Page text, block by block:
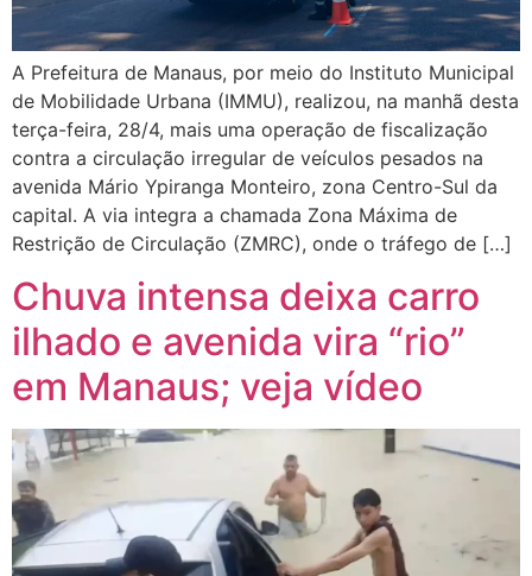
A Prefeitura de Manaus, por meio do Instituto Municipal
de Mobilidade Urbana (IMMU), realizou, na manhã desta
terça-feira, 28/4, mais uma operação de fiscalização
contra a circulação irregular de veículos pesados na
avenida Mário Ypiranga Monteiro, zona Centro-Sul da
capital. A via integra a chamada Zona Máxima de
Restrição de Circulação (ZMRC), onde o tráfego de […]
Chuva intensa deixa carro
ilhado e avenida vira “rio”
em Manaus; veja vídeo